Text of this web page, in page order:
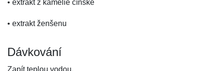
• extrakt z kamélie čínské
• extrakt ženšenu
Dávkování
Zapít teplou vodou.